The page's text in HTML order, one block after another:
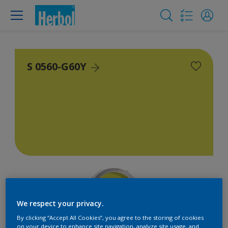
S 0560-G60Y
We respect your privacy.
By clicking “Accept All Cookies”, you agree to the storing of cookies
on your device to enhance site navigation, analyze site usage, and